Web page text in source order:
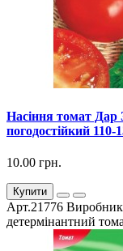
Насіння томат Дар
погодостійкий 110-
10.00 грн.
Купити
Арт.21776 Виробник
детермінантний